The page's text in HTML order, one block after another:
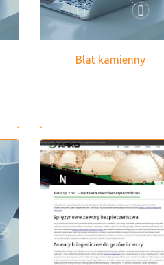
Blat kamienny